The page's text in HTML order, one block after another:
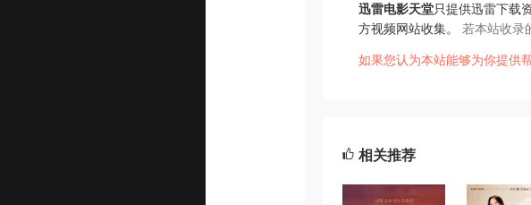
迅雷电影天堂只提供迅雷下载
方视频网站收集。 若本站收录
如果您认为本站能够为你提供
相关推荐